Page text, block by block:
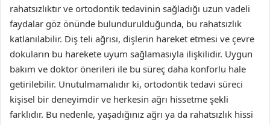
rahatsızlıktır ve ortodontik tedavinin sağladığı uzun vadeli
faydalar göz önünde bulundurulduğunda, bu rahatsızlık
katlanılabilir. Diş teli ağrısı, dişlerin hareket etmesi ve çevre
dokuların bu harekete uyum sağlamasıyla ilişkilidir. Uygun
bakım ve doktor önerileri ile bu süreç daha konforlu hale
getirilebilir. Unutulmamalıdır ki, ortodontik tedavi süreci
kişisel bir deneyimdir ve herkesin ağrı hissetme şekli
farklıdır. Bu nedenle, yaşadığınız ağrı ya da rahatsızlık hissi